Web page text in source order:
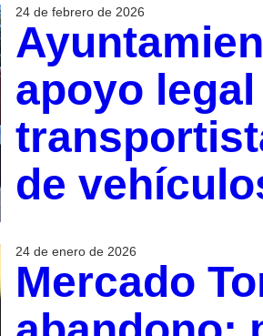
24 de febrero de 2026
apoyo
de
24 de enero de 2026
Mercado